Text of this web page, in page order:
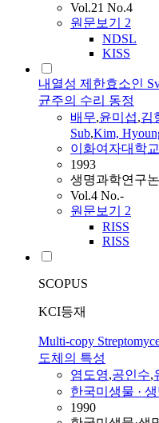
Vol.21 No.4
원문보기 2
NDSL
KISS
내열성 제한효소인
균주의 수리 동정
배무,윤미섭,김
Sub,Kim,
이화여자대학
1993
생명과학연구
Vol.4 No.-
원문보기 2
RISS
RISS
SCOPUS
KCI등재
Multi-copy
도체의 특성
염도영,공인수,
한국미생물 ·
1990